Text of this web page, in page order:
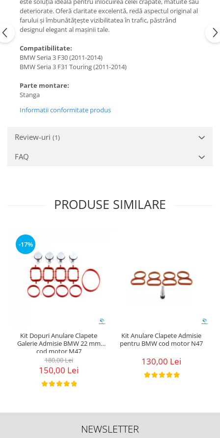
deteriorate. Oferă claritate excelentă, redă aspectul original al
farului și îmbunătățește vizibilitatea în trafic, păstrând
designul elegant al mașinii tale.
Compatibilitate:
BMW Seria 3 F30 (2011-2014)
BMW Seria 3 F31 Touring (2011-2014)
Parte montare:
Stanga
Informatii conformitate produs
Review-uri (1)
FAQ
PRODUSE SIMILARE
-17%
Kit Dopuri Anulare Clapete
Galerie Admisie BMW 22 mm
cod motor M47
180,00 Lei
150,00 Lei
Kit Anulare Clapete Admisie
pentru BMW cod motor N47
130,00 Lei
NEWSLETTER